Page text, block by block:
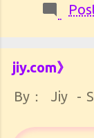
jiy.com》
By：
Jiy -